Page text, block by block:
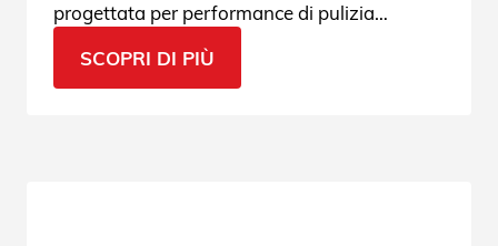
progettata per performance di pulizia
poco ingombro. Scopri di più.
SCOPRI DI PIÙ